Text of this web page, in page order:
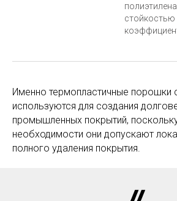
стойкостью
Именно термопластичные порошки
используются для создания
промышленных покрытий,
необходимости они допускают
полного удаления покрытия.